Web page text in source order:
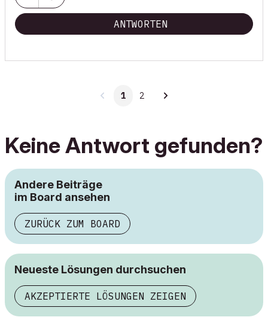
ANTWORTEN
1 2
Keine Antwort gefunden?
Andere Beiträge
im Board ansehen
ZURÜCK ZUM BOARD
Neueste Lösungen durchsuchen
AKZEPTIERTE LÖSUNGEN ZEIGEN